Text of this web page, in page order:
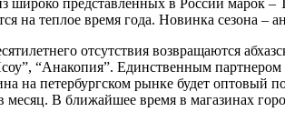
широко представленных в России марок
на теплое время года. Новинка сезона –
отсутствия возвращаются
“Анакопия”. Единственным
на петербургском рынке будет
месяц. В ближайшее время в магазинах